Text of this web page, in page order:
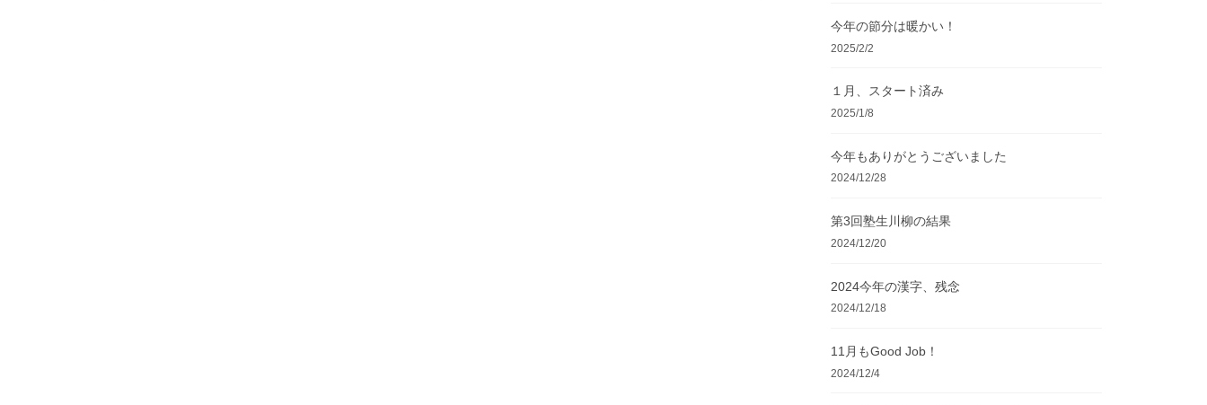
今年の節分は暖かい！
2025/2/2
１月、スタート済み
2025/1/8
今年もありがとうございました
2024/12/28
第3回塾生川柳の結果
2024/12/20
2024今年の漢字、残念
2024/12/18
11月もGood Job！
2024/12/4